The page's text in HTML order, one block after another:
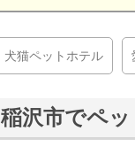
犬猫ペットホテル
稲沢市でペ